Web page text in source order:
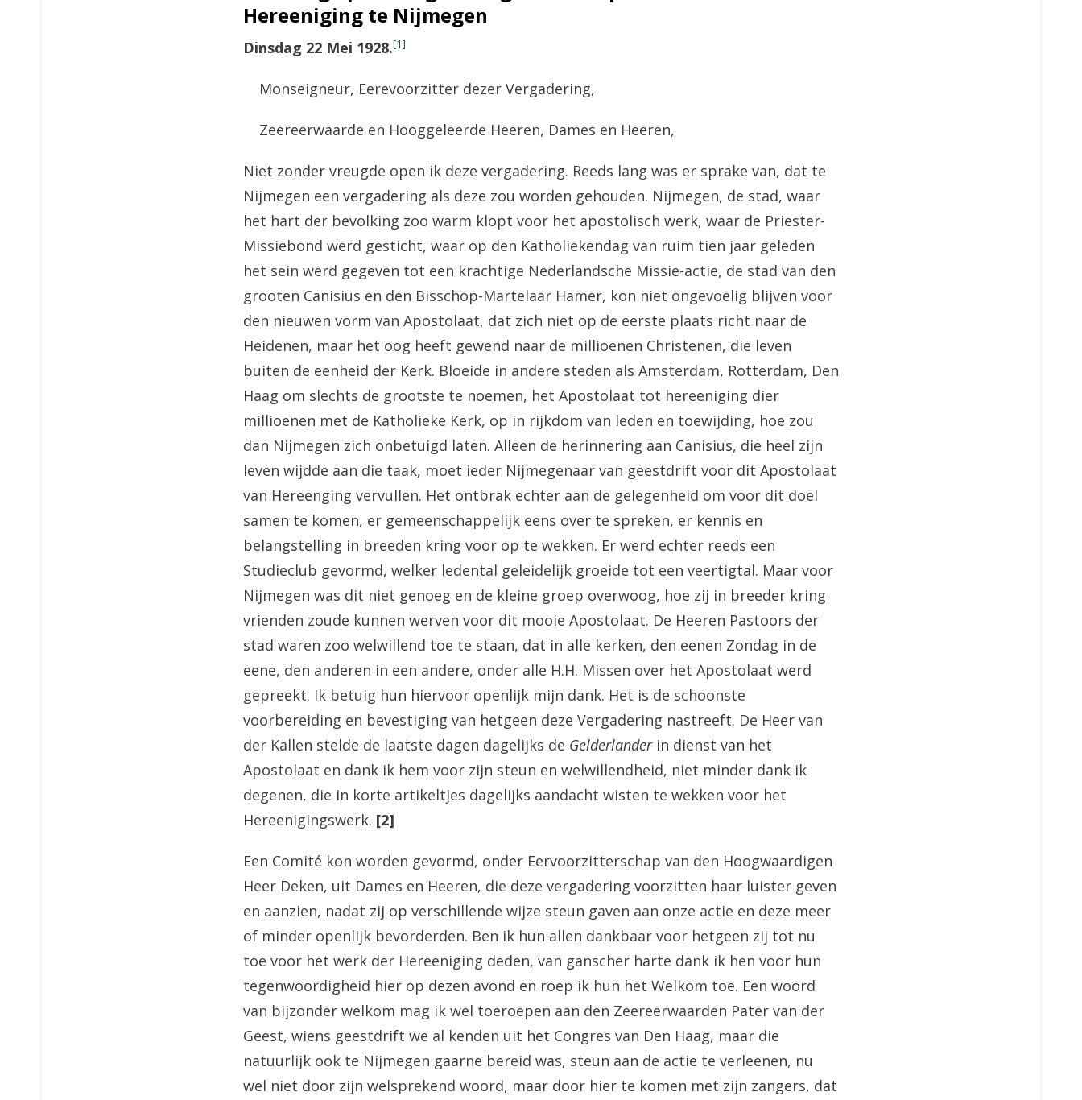
Hereeniging te Nijmegen
Dinsdag 22 Mei 1928.[1]
Monseigneur, Eerevoorzitter dezer Vergadering,
Zeereerwaarde en Hooggeleerde Heeren, Dames en Heeren,
Niet zonder vreugde open ik deze vergadering. Reeds lang was er sprake van, dat te
Nijmegen een vergadering als deze zou worden gehouden. Nijmegen, de stad, waar
het hart der bevolking zoo warm klopt voor het apostolisch werk, waar de Priester-
Missiebond werd gesticht, waar op den Katholiekendag van ruim tien jaar geleden
het sein werd gegeven tot een krachtige Nederlandsche Missie-actie, de stad van den
grooten Canisius en den Bisschop-Martelaar Hamer, kon niet ongevoelig blijven voor
den nieuwen vorm van Apostolaat, dat zich niet op de eerste plaats richt naar de
Heidenen, maar het oog heeft gewend naar de millioenen Christenen, die leven
buiten de eenheid der Kerk. Bloeide in andere steden als Amsterdam, Rotterdam, Den
Haag om slechts de grootste te noemen, het Apostolaat tot hereeniging dier
millioenen met de Katholieke Kerk, op in rijkdom van leden en toewijding, hoe zou
dan Nijmegen zich onbetuigd laten. Alleen de herinnering aan Canisius, die heel zijn
leven wijdde aan die taak, moet ieder Nijmegenaar van geestdrift voor dit Apostolaat
van Hereenging vervullen. Het ontbrak echter aan de gelegenheid om voor dit doel
samen te komen, er gemeenschappelijk eens over te spreken, er kennis en
belangstelling in breeden kring voor op te wekken. Er werd echter reeds een
Studieclub gevormd, welker ledental geleidelijk groeide tot een veertigtal. Maar voor
Nijmegen was dit niet genoeg en de kleine groep overwoog, hoe zij in breeder kring
vrienden zoude kunnen werven voor dit mooie Apostolaat. De Heeren Pastoors der
stad waren zoo welwillend toe te staan, dat in alle kerken, den eenen Zondag in de
eene, den anderen in een andere, onder alle H.H. Missen over het Apostolaat werd
gepreekt. Ik betuig hun hiervoor openlijk mijn dank. Het is de schoonste
voorbereiding en bevestiging van hetgeen deze Vergadering nastreeft. De Heer van
der Kallen stelde de laatste dagen dagelijks de Gelderlanderin dienst van het
Apostolaat en dank ik hem voor zijn steun en welwillendheid, niet minder dank ik
degenen, die in korte artikeltjes dagelijks aandacht wisten te wekken voor het
Hereenigingswerk. [2]
Een Comité kon worden gevormd, onder Eervoorzitterschap van den Hoogwaardigen
Heer Deken, uit Dames en Heeren, die deze vergadering voorzitten haar luister geven
en aanzien, nadat zij op verschillende wijze steun gaven aan onze actie en deze meer
of minder openlijk bevorderden. Ben ik hun allen dankbaar voor hetgeen zij tot nu
toe voor het werk der Hereeniging deden, van ganscher harte dank ik hen voor hun
tegenwoordigheid hier op dezen avond en roep ik hun het Welkom toe. Een woord
van bijzonder welkom mag ik wel toeroepen aan den Zeereerwaarden Pater van der
Geest, wiens geestdrift we al kenden uit het Congres van Den Haag, maar die
natuurlijk ook te Nijmegen gaarne bereid was, steun aan de actie te verleenen, nu
wel niet door zijn welsprekend woord, maar door hier te komen met zijn zangers, dat